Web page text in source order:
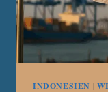
INDONESIEN |